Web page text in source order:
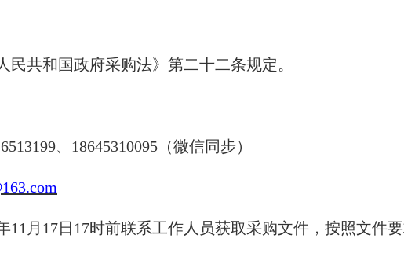
民共和国政府采购法》第二十二条规定。
、18645310095（微信同步）
11月17日 17时前联系工作人员获取采购文件，按照文件要